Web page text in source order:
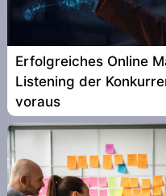
Erfolgreiches Online
Listening der
voraus